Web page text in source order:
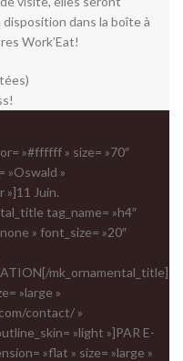
dans la boîte à
Work’Eat!
»#ffffff » size= »70″
»Oswald »
»]11 Juin.
tag_name= »h4″
» font_size= »20″
mk_ornamental_title]
»large »
contact/ »
»light »]PAR E-
»flat » size= »large »